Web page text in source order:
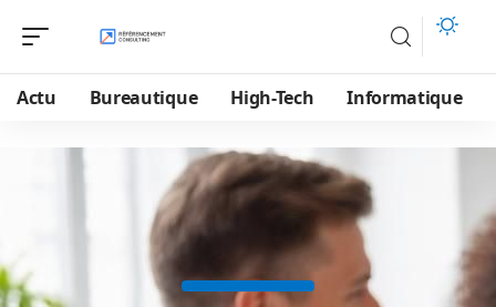
Actu Bureautique High-Tech Informatique